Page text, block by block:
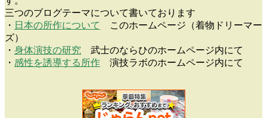
三つのブログテーマについて書いております
・ 日本の所作について
このホームページ（着物ドリーマー
ズ）
・ 身体演技の研究 武士のならひのホームページ内にて
・ 感性を誘導する所作 演技ラボのホームページ内にて